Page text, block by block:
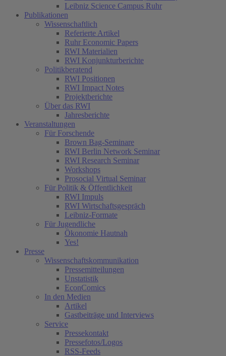
Leibniz Science Campus Ruhr
Publikationen
Wissenschaftlich
Referierte Artikel
Ruhr Economic Papers
RWI Materialien
RWI Konjunkturberichte
Politikberatend
RWI Positionen
RWI Impact Notes
Projektberichte
Über das RWI
Jahresberichte
Veranstaltungen
Für Forschende
Brown Bag-Seminare
RWI Berlin Network Seminar
RWI Research Seminar
Workshops
Prosocial Virtual Seminar
Für Politik & Öffentlichkeit
RWI Impuls
RWI Wirtschaftsgespräch
Leibniz-Formate
Für Jugendliche
Ökonomie Hautnah
Yes!
Presse
Wissenschaftskommunikation
Pressemitteilungen
Unstatistik
EconComics
In den Medien
Artikel
Gastbeiträge und Interviews
Service
Pressekontakt
Pressefotos/Logos
RSS-Feeds